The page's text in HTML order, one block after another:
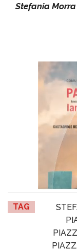
Stefania
TAG